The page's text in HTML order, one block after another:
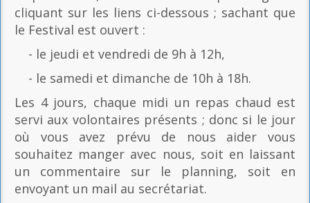
cliquant sur les liens ci-dessous ; sachant que
le Festival est ouvert :
- le jeudi et vendredi de 9h à 12h,
- le samedi et dimanche de 10h à 18h.
Les 4 jours, chaque midi un repas chaud est
servi aux volontaires présents ; donc si le jour
où vous avez prévu de nous aider vous
souhaitez manger avec nous, soit en laissant
un commentaire sur le planning, soit en
envoyant un mail au secrétariat.